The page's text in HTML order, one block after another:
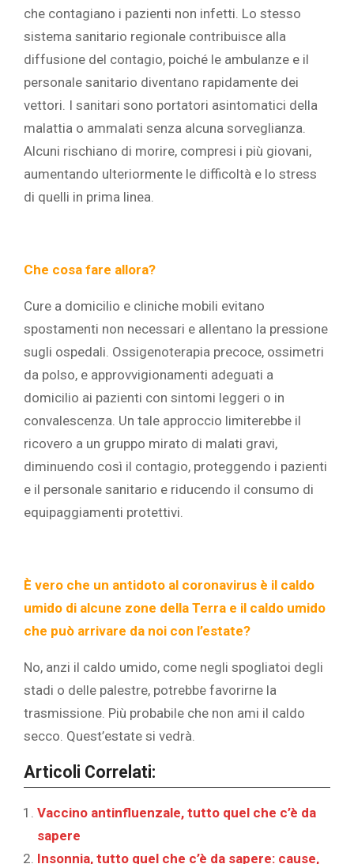
che contagiano i pazienti non infetti. Lo stesso
sistema sanitario regionale contribuisce alla
diffusione del contagio, poiché le ambulanze e il
personale sanitario diventano rapidamente dei
vettori. I sanitari sono portatori asintomatici della
malattia o ammalati senza alcuna sorveglianza.
Alcuni rischiano di morire, compresi i più giovani,
aumentando ulteriormente le difficoltà e lo stress
di quelli in prima linea.
Che cosa fare allora?
Cure a domicilio e cliniche mobili evitano
spostamenti non necessari e allentano la pressione
sugli ospedali. Ossigenoterapia precoce, ossimetri
da polso, e approvvigionamenti adeguati a
domicilio ai pazienti con sintomi leggeri o in
convalescenza. Un tale approccio limiterebbe il
ricovero a un gruppo mirato di malati gravi,
diminuendo così il contagio, proteggendo i pazienti
e il personale sanitario e riducendo il consumo di
equipaggiamenti protettivi.
È vero che un antidoto al coronavirus è il caldo
umido di alcune zone della Terra e il caldo umido
che può arrivare da noi con l’estate?
No, anzi il caldo umido, come negli spogliatoi degli
stadi o delle palestre, potrebbe favorirne la
trasmissione. Più probabile che non ami il caldo
secco. Quest’estate si vedrà.
Articoli Correlati:
Vaccino antinfluenzale, tutto quel che c’è da
sapere
Insonnia, tutto quel che c’è da sapere: cause,